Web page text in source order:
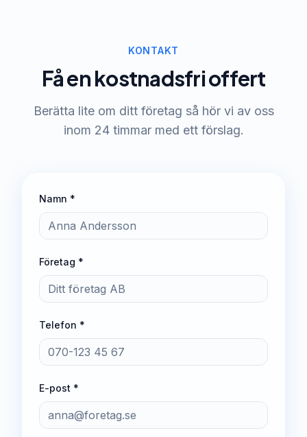
KONTAKT
Få en kostnadsfri offert
Berätta lite om ditt företag så hör vi av oss
inom 24 timmar med ett förslag.
Namn *
Företag *
Telefon *
E-post *